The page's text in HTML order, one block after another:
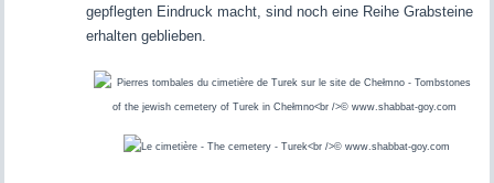
gepflegten Eindruck macht, sind noch eine Reihe Grabsteine
erhalten geblieben.